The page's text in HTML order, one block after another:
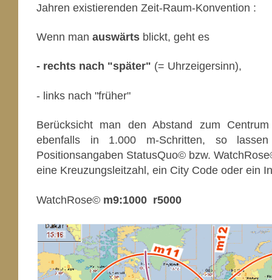
Jahren existierenden Zeit-Raum-Konvention :
Wenn man auswärts blickt, geht es
- rechts nach "später" (= Uhrzeigersinn),
- links nach "früher"
Berücksicht man den Abstand zum
ebenfalls in 1.000 m-Schritten, so
Positionsangaben StatusQuo© bzw.
eine Kreuzungsleitzahl, ein City Code oder ein
WatchRose© m9:1000 r5000